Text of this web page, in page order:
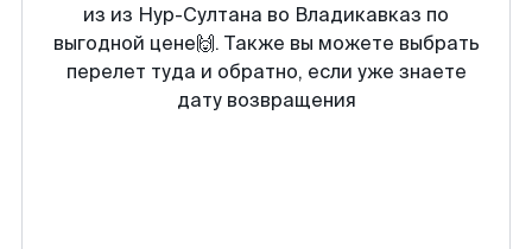
из из Нур-Султана во Владикавказ по
выгодной цене🙌. Также вы можете выбрать
перелет туда и обратно, если уже знаете
дату возвращения